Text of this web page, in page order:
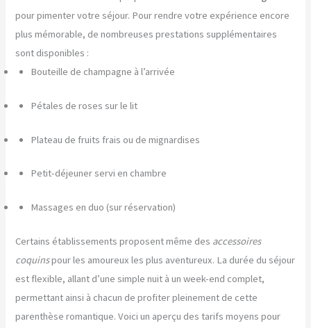
pour pimenter votre séjour. Pour rendre votre expérience encore
plus mémorable, de nombreuses prestations supplémentaires
sont disponibles :
Bouteille de champagne à l’arrivée
Pétales de roses sur le lit
Plateau de fruits frais ou de mignardises
Petit-déjeuner servi en chambre
Massages en duo (sur réservation)
Certains établissements proposent même des accessoires
coquinspour les amoureux les plus aventureux. La durée du séjour
est flexible, allant d’une simple nuit à un week-end complet,
permettant ainsi à chacun de profiter pleinement de cette
parenthèse romantique. Voici un aperçu des tarifs moyens pour